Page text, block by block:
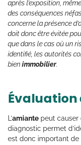
après l’exposition,
des conséquences
concerne la présence
doit donc être évitée
que dans le cas où un
identifié, les autorités
bien immobilier.
L’amiante peut causer
diagnostic permet
est donc important de